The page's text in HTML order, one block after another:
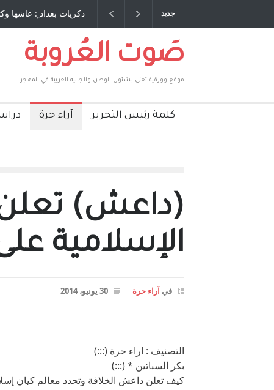
جديد دكريات بغداد ٍ: عاشها طاحنة كتب وترافع فيها بنفسه مرة اخرى.. الشيخ
صاغرون،
صَوت العُروبة
موقع وورقية تعنى بشئون الوطن والجاليه العربية في المهجر
كلمة رئيس التحرير آراء حرة
(داعش) تعلن
الإسلامية
فيآراء حرة 30 يونيو، 2014
التصنيف : اراء حرة (:::)
بكر السباتين * (:::)
كيف تعلن داعش الخلافة وتحدد معالم كيان